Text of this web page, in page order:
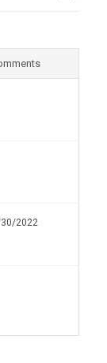
30/2022